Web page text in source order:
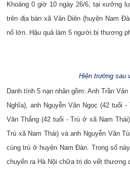
Khoảng 0 giờ 10 ngày 26/6, tại xưởng
trên địa bàn xã Vân Diên (huyện Nam
nổ lớn. Hậu quả làm 5 người bị thương
Hiện trường sau
Danh tính 5 nạn nhân gồm: Anh Trần
Nghĩa), anh Nguyễn Văn Ngọc (42 tuổi
Văn Thắng (42 tuổi - Trú ở xã Nam
Trú xã Nam Thái) và anh Nguyễn Văn
cùng trú ở huyện Nam Đàn. Trong số
chuyển ra Hà Nội chữa trị do vết thương